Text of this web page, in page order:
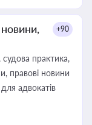
+90
практика,
правові новини
адвокатів